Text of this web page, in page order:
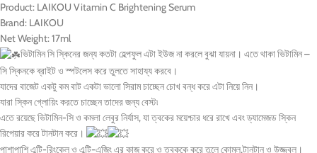
Product: LAIKOU Vitamin C Brightening Serum
Brand: LAIKOU
Net Weight: 17ml
ভিটামিন সি স্কিনের জন্য কতটা হেল্পফুল এটা ইউজ না করলে বুঝা যায়না। এতে থাকা ভিটামিন –
সি স্কিনকে ব্রাইট ও স্পটলেস করে তুলতে সাহায্য করবে।
যাদের বাজেট একটু কম বাট একটা ভালো সিরাম চাচ্ছেন চোখ বন্ধ করে এটা নিয়ে নিন।
যারা স্কিন গ্লোয়িং করতে চাচ্ছেন তাদের জন্য বেস্ট৷
এতে রয়েছে ভিটামিন-সি ও কমলা লেবুর নির্যাস, যা ত্বকের ময়েশ্চার ধরে রাখে এবং ড্যামেজড স্কিন
রিপেয়ার করে টানটান করে।
পাশাপাশি এন্টি-রিংকেল ও এন্টি-এজিং এর কাজ করে ও ত্বককে করে তুলে কোমল,টানটান ও উজ্জ্বল।